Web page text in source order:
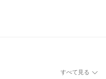
すべて見る